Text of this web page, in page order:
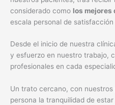
considerado como los mejores
escala personal de
Desde el inicio de nuestra
y esfuerzo en nuestro trabajo,
profesionales en cada
Un trato cercano, con
persona la tranquilidad de